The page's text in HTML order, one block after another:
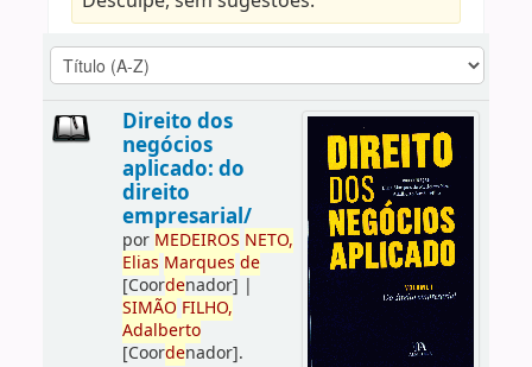
Direito dos
negócios
aplicado: do
direito
empresarial/
por MEDEIROS NETO,
Elias Marques de
[Coordenador] |
SIMÃO FILHO,
Adalberto
[Coordenador].